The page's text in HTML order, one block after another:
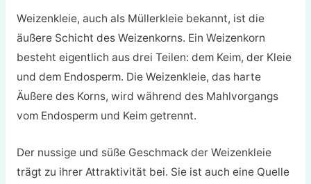
Weizenkleie, auch als Müllerkleie bekannt, ist die
äußere Schicht des Weizenkorns. Ein Weizenkorn
besteht eigentlich aus drei Teilen: dem Keim, der Kleie
und dem Endosperm. Die Weizenkleie, das harte
Äußere des Korns, wird während des Mahlvorgangs
vom Endosperm und Keim getrennt.
Der nussige und süße Geschmack der Weizenkleie
trägt zu ihrer Attraktivität bei. Sie ist auch eine Quelle